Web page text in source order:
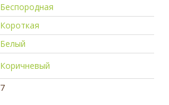
Беспородная
Короткая
Белый
Коричневый
7